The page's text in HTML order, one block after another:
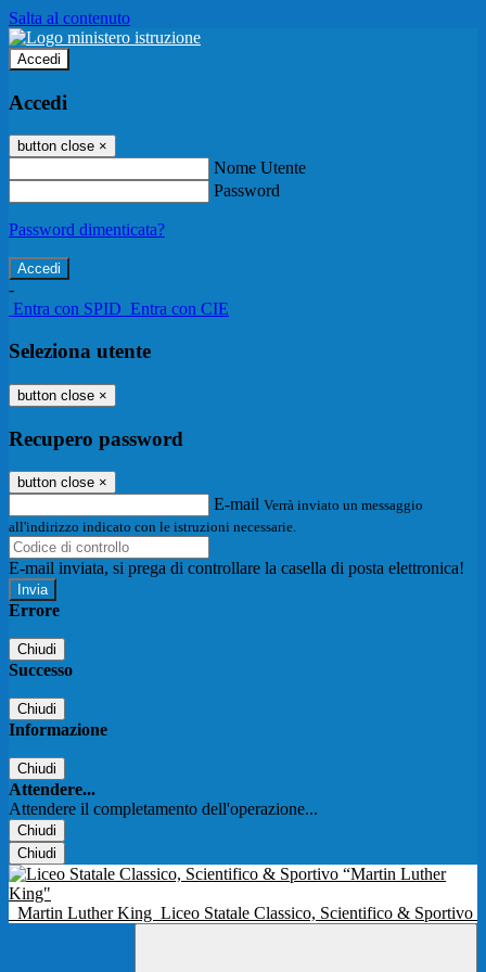
Salta al contenuto
Accedi
Accedi
button close ×
Nome Utente
Password
Password dimenticata?
-
Entra con SPID Entra con CIE
Seleziona utente
button close ×
Recupero password
button close ×
E-mail Verrà inviato un messaggio
all'indirizzo indicato con le istruzioni necessarie.
E-mail inviata, si prega di controllare la casella di posta elettronica!
Errore
Chiudi
Successo
Chiudi
Informazione
Chiudi
Attendere...
Attendere il completamento dell'operazione...
Chiudi
Chiudi
Martin Luther King Liceo Statale Classico, Scientifico & Sportivo